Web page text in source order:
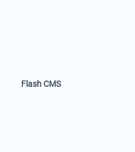
Flash CMS